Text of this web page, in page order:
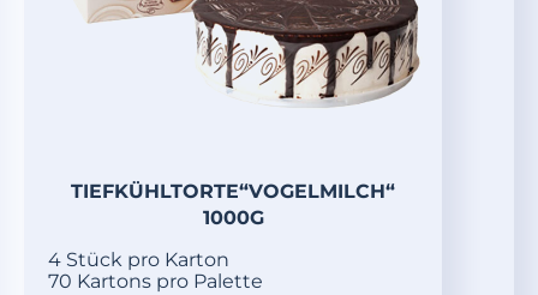
TIEFKÜHLTORTE“VOGELMILCH“
1000G
4 Stück pro Karton
70 Kartons pro Palette